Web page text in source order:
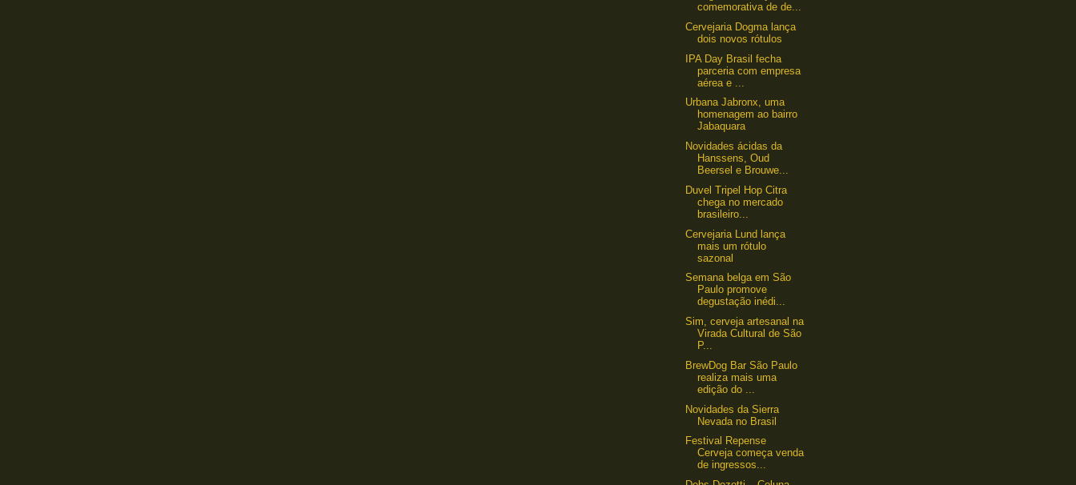
comemorativa de de...
Cervejaria Dogma lança
dois novos rótulos
IPA Day Brasil fecha
parceria com empresa
aérea e ...
Urbana Jabronx, uma
homenagem ao bairro
Jabaquara
Novidades ácidas da
Hanssens, Oud
Beersel e Brouwe...
Duvel Tripel Hop Citra
chega no mercado
brasileiro...
Cervejaria Lund lança
mais um rótulo
sazonal
Semana belga em São
Paulo promove
degustação inédi...
Sim, cerveja artesanal na
Virada Cultural de São
P...
​BrewDog Bar São Paulo
realiza mais uma
edição do ...
Novidades da Sierra
Nevada no Brasil
Festival Repense
Cerveja começa venda
de ingressos...